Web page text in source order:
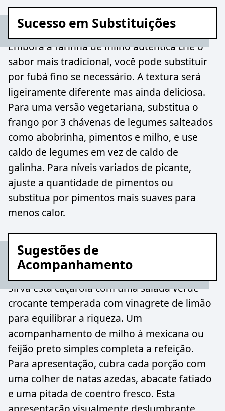
Sucesso em Substituições
Embora a farinha de milho autêntica crie o
sabor mais tradicional, você pode substituir
por fubá fino se necessário. A textura será
ligeiramente diferente mas ainda deliciosa.
Para uma versão vegetariana, substitua o
frango por 3 chávenas de legumes salteados
como abobrinha, pimentos e milho, e use
caldo de legumes em vez de caldo de
galinha. Para níveis variados de picante,
ajuste a quantidade de pimentos ou
substitua por pimentos mais suaves para
menos calor.
Sugestões de
Acompanhamento
Sirva esta caçarola com uma salada verde
crocante temperada com vinagrete de limão
para equilibrar a riqueza. Um
acompanhamento de milho à mexicana ou
feijão preto simples completa a refeição.
Para apresentação, cubra cada porção com
uma colher de natas azedas, abacate fatiado
e uma pitada de coentro fresco. Esta